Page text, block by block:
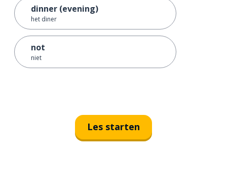
dinner (evening)
het diner
not
niet
Les starten